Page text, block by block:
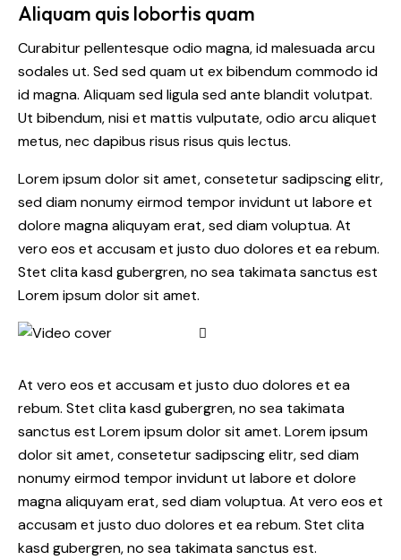
Aliquam quis lobortis quam
Curabitur pellentesque odio magna, id malesuada arcu
sodales ut. Sed sed quam ut ex bibendum commodo id
id magna. Aliquam sed ligula sed ante blandit volutpat.
Ut bibendum, nisi et mattis vulputate, odio arcu aliquet
metus, nec dapibus risus risus quis lectus.
Lorem ipsum dolor sit amet, consetetur sadipscing elitr,
sed diam nonumy eirmod tempor invidunt ut labore et
dolore magna aliquyam erat, sed diam voluptua. At
vero eos et accusam et justo duo dolores et ea rebum.
Stet clita kasd gubergren, no sea takimata sanctus est
Lorem ipsum dolor sit amet.
At vero eos et accusam et justo duo dolores et ea
rebum. Stet clita kasd gubergren, no sea takimata
sanctus est Lorem ipsum dolor sit amet. Lorem ipsum
dolor sit amet, consetetur sadipscing elitr, sed diam
nonumy eirmod tempor invidunt ut labore et dolore
magna aliquyam erat, sed diam voluptua. At vero eos et
accusam et justo duo dolores et ea rebum. Stet clita
kasd gubergren, no sea takimata sanctus est.